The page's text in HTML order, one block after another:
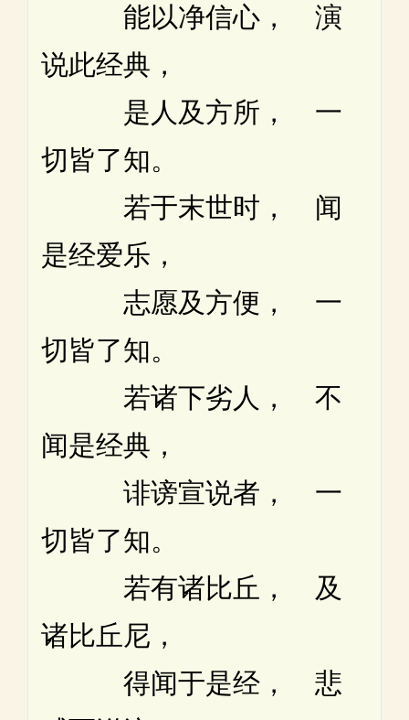
能以净信心， 演
说此经典，
是人及方所， 一
切皆了知。
若于末世时， 闻
是经爱乐，
志愿及方便， 一
切皆了知。
若诸下劣人， 不
闻是经典，
诽谤宣说者， 一
切皆了知。
若有诸比丘， 及
诸比丘尼，
得闻于是经， 悲